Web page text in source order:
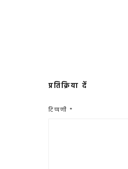
प्रतिक्रिया दें
टिप्पणी *